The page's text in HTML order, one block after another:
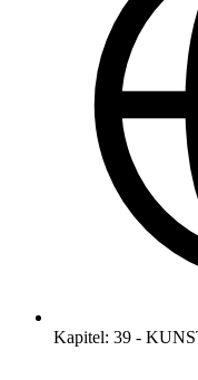
Kapitel: 39 -